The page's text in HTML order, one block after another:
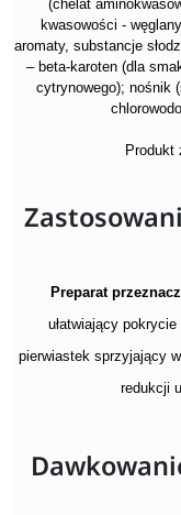
(chelat
kwasowości -
aromaty, substancje
– beta-karoten (dla
cytrynowego); nośnik
Produkt
Preparat
ułatwiający
pierwiastek sprzyjający
redukcji